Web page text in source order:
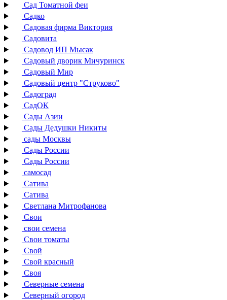
Сад Томатной феи
Садко
Садовая фирма Виктория
Садовита
Садовод ИП Мысак
Садовый дворик Мичуринск
Садовый Мир
Садовый центр "Струково"
Садоград
СадОК
Сады Азии
Сады Дедушки Никиты
сады Москвы
Сады России
Сады России
самосад
Сатива
Сатива
Светлана Митрофанова
Свои
свои семена
Свои томаты
Свой
Свой красный
Своя
Северные семена
Северный огород